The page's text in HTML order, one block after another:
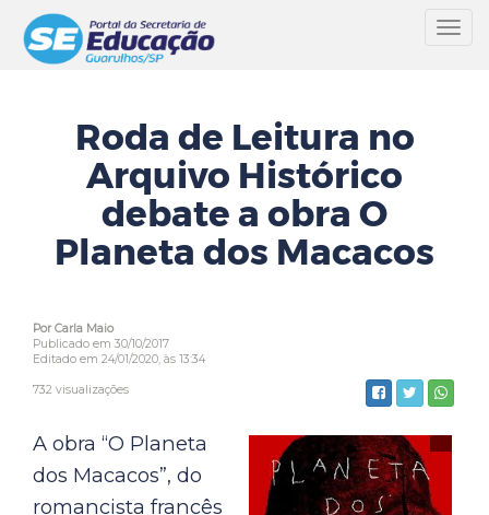
Roda de Leitura no
Arquivo Histórico
debate a obra O
Planeta dos Macacos
Por Carla Maio
Publicado em 30/10/2017
Editado em 24/01/2020, às 13:34
732 visualizações
A obra “O Planeta
dos Macacos”, do
romancista francês